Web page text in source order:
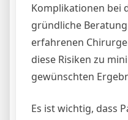
Komplikationen bei
gründliche
erfahrenen
diese Risiken zu
gewünschten
Es ist wichtig, dass